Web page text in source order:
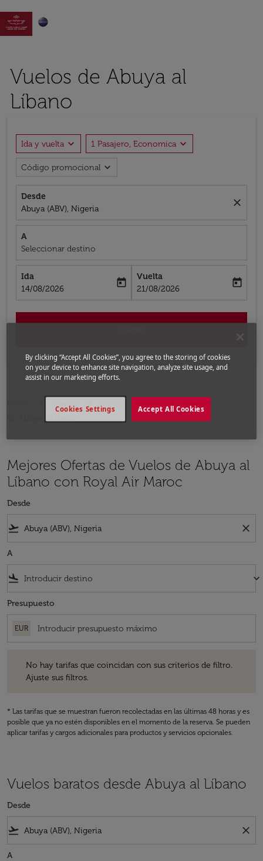

Vuelos de Abuya al
Líbano
Ida y vuelta expand_more 1 Pasajero, Economica expand_more
Código promocional expand_more
Desde
Abuya (ABV), Nigeria
close
A
Seleccionar destino
Ida
fc-booking-departure-date-aria-label
14/08/2026
today
Vuelta
fc-booking-return-date-aria-label
21/08/2026
today
Vuelos Vuelos a Líbano
Vuelos
Mejores Ofertas de Vuelos de Abuya al
Líbano con Royal Air Maroc
Desde
flight_takeoff close
A
flight_land keyboard_arrow_down
Presupuesto
EUR
No hay tarifas que coincidan con sus criterios de filtro.
Ajuste sus filtros.
* Las tarifas que se muestran fueron recolectadas en las últimas 48 horas y es
posible que ya no estén disponibles en el momento de la reserva. Se pueden
aplicar tarifas y cargos adicionales para productos y servicios opcionales.
Vuelos baratos desde Abuya al Líbano
Desde
flight_takeoff close
A
By clicking “Accept All Cookies”, you agree to the storing of cookies
on your device to enhance site navigation, analyze site usage, and
assist in our marketing efforts.
Accept All Cookies
Cookies Settings